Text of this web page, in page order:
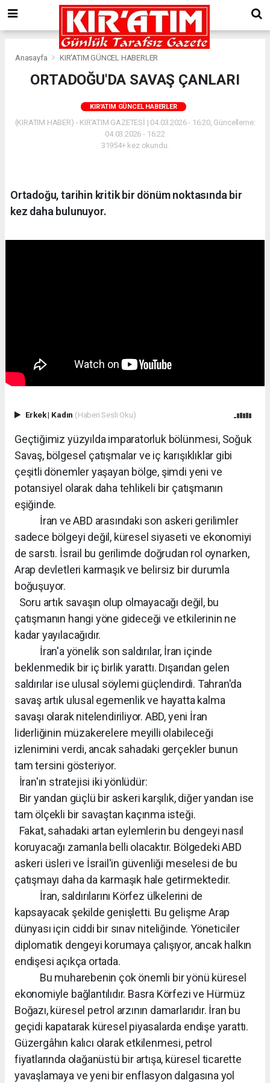
Anasayfa KIR'ATIM GÜNCEL HABERLER
ORTADOĞU'DA SAVAŞ ÇANLARI
KIR'ATIM GÜNCEL HABERLER
(KIRATIM HABER) - KIR'ATIM GAZETESİ | 04.03.2026 - 16:20, Güncelleme:
04.03.2026 - 16:22
31954+ kez okundu.
Ortadoğu, tarihin kritik bir dönüm noktasında bir
kez daha bulunuyor.
Erkek| Kadın (Haberi Sesli Oku)
Geçtiğimiz yüzyılda imparatorluk bölünmesi, Soğuk
Savaş, bölgesel çatışmalar ve iç karışıklıklar gibi
çeşitli dönemler yaşayan bölge, şimdi yeni ve
potansiyel olarak daha tehlikeli bir çatışmanın
eşiğinde.
İran ve ABD arasındaki son askeri gerilimler
sadece bölgeyi değil, küresel siyaseti ve ekonomiyi
de sarstı. İsrail bu gerilimde doğrudan rol oynarken,
Arap devletleri karmaşık ve belirsiz bir durumla
boğuşuyor.
Soru artık savaşın olup olmayacağı değil, bu
çatışmanın hangi yöne gideceği ve etkilerinin ne
kadar yayılacağıdır.
İran'a yönelik son saldırılar, İran içinde
beklenmedik bir iç birlik yarattı. Dışarıdan gelen
saldırılar ise ulusal söylemi güçlendirdi. Tahran'da
savaş artık ulusal egemenlik ve hayatta kalma
savaşı olarak nitelendiriliyor. ABD, yeni İran
liderliğinin müzakerelere meyilli olabileceği
izlenimini verdi, ancak sahadaki gerçekler bunun
tam tersini gösteriyor.
İran'ın stratejisi iki yönlüdür:
Bir yandan güçlü bir askeri karşılık, diğer yandan ise
tam ölçekli bir savaştan kaçınma isteği.
Fakat, sahadaki artan eylemlerin bu dengeyi nasıl
koruyacağı zamanla belli olacaktır. Bölgedeki ABD
askeri üsleri ve İsrail'in güvenliği meselesi de bu
çatışmayı daha da karmaşık hale getirmektedir.
İran, saldırılarını Körfez ülkelerini de
kapsayacak şekilde genişletti. Bu gelişme Arap
dünyası için ciddi bir sınav niteliğinde. Yöneticiler
diplomatik dengeyi korumaya çalışıyor, ancak halkın
endişesi açıkça ortada.
Bu muharebenin çok önemli bir yönü küresel
ekonomiyle bağlantılıdır. Basra Körfezi ve Hürmüz
Boğazı, küresel petrol arzının damarlarıdır. İran bu
geçidi kapatarak küresel piyasalarda endişe yarattı.
Güzergâhın kalıcı olarak etkilenmesi, petrol
fiyatlarında olağanüstü bir artışa, küresel ticarette
yavaşlamaya ve yeni bir enflasyon dalgasına yol